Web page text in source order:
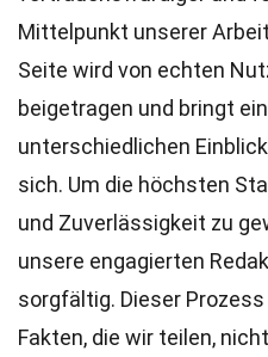
Mittelpunkt unserer
Seite wird von echten
beigetragen und bringt
unterschiedlichen
sich. Um die höchsten
und Zuverlässigkeit zu
unsere engagierten
sorgfältig. Dieser
Fakten, die wir teilen,